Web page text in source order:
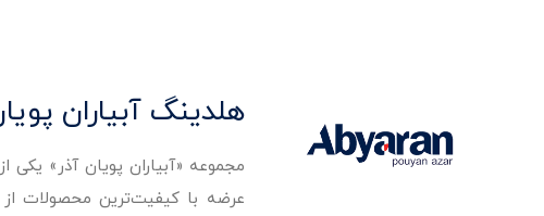
هلدینگ آبیاران
مجموعه «آبیاران پویان آذر»